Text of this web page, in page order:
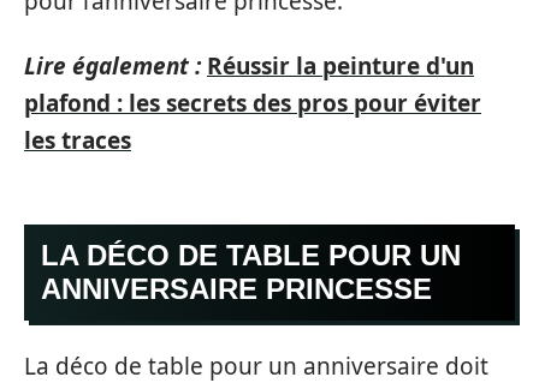
Lire également : Réussir la peinture d'un
plafond : les secrets des pros pour éviter
les traces
LA DÉCO DE TABLE POUR UN
ANNIVERSAIRE PRINCESSE
La déco de table pour un anniversaire doit